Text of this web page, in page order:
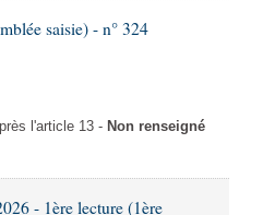
saisie) - n° 324
l'article 13 - Non renseigné
- 1ère lecture (1ère